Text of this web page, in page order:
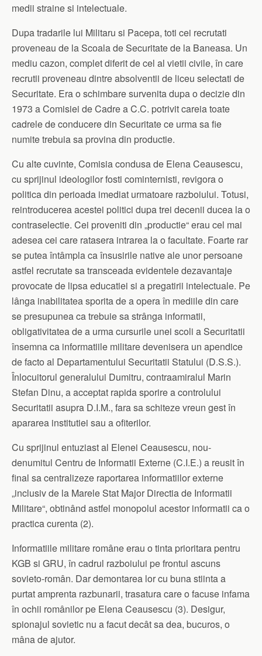
medii straine si intelectuale.
Dupa tradarile lui Militaru si Pacepa, toti cei recrutati
proveneau de la Scoala de Securitate de la Baneasa. Un
mediu cazon, complet diferit de cel al vietii civile, în care
recrutii proveneau dintre absolventii de liceu selectati de
Securitate. Era o schimbare survenita dupa o decizie din
1973 a Comisiei de Cadre a C.C. potrivit careia toate
cadrele de conducere din Securitate ce urma sa fie
numite trebuia sa provina din productie.
Cu alte cuvinte, Comisia condusa de Elena Ceausescu,
cu sprijinul ideologilor fosti cominternisti, revigora o
politica din perioada imediat urmatoare razboiului. Totusi,
reintroducerea acestei politici dupa trei decenii ducea la o
contraselectie. Cei proveniti din „productie“ erau cel mai
adesea cei care ratasera intrarea la o facultate. Foarte rar
se putea întâmpla ca însusirile native ale unor persoane
astfel recrutate sa transceada evidentele dezavantaje
provocate de lipsa educatiei si a pregatirii intelectuale. Pe
lânga inabilitatea sporita de a opera în mediile din care
se presupunea ca trebuie sa strânga informatii,
obligativitatea de a urma cursurile unei scoli a Securitatii
însemna ca informatiile militare devenisera un apendice
de facto al Departamentului Securitatii Statului (D.S.S.).
Înlocuitorul generalului Dumitru, contraamiralul Marin
Stefan Dinu, a acceptat rapida sporire a controlului
Securitatii asupra D.I.M., fara sa schiteze vreun gest în
apararea institutiei sau a ofiterilor.
Cu sprijinul entuziast al Elenei Ceausescu, nou-
denumitul Centru de Informatii Externe (C.I.E.) a reusit în
final sa centralizeze raportarea informatiilor externe
„inclusiv de la Marele Stat Major Directia de Informatii
Militare“, obtinând astfel monopolul acestor informatii ca o
practica curenta (2).
Informatiile militare române erau o tinta prioritara pentru
KGB si GRU, în cadrul razboiului pe frontul ascuns
sovieto-român. Dar demontarea lor cu buna stiinta a
purtat amprenta razbunarii, trasatura care o facuse infama
în ochii românilor pe Elena Ceausescu (3). Desigur,
spionajul sovietic nu a facut decât sa dea, bucuros, o
mâna de ajutor.